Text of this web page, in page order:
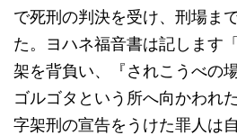
で死刑の判決を受け、刑場ま
た。ヨハネ福音書は記します
架を背負い、『されこうべの
ゴルゴタという所へ向かわれ
字架刑の宣告をうけた罪人は